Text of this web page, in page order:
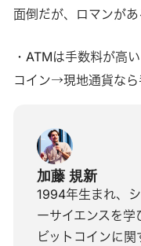
面倒だが、ロマンがあ
・ATMは手数料が高
コイン→現地通貨な
加藤 規新
1994年生まれ、
ーサイエンスを
ビットコインに